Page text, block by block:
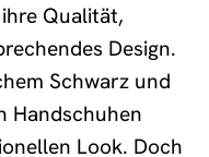
Qualität,
Design.
Schwarz und
Handschuhen
Look. Doch